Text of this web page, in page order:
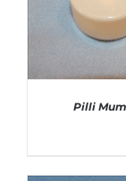
Pilli